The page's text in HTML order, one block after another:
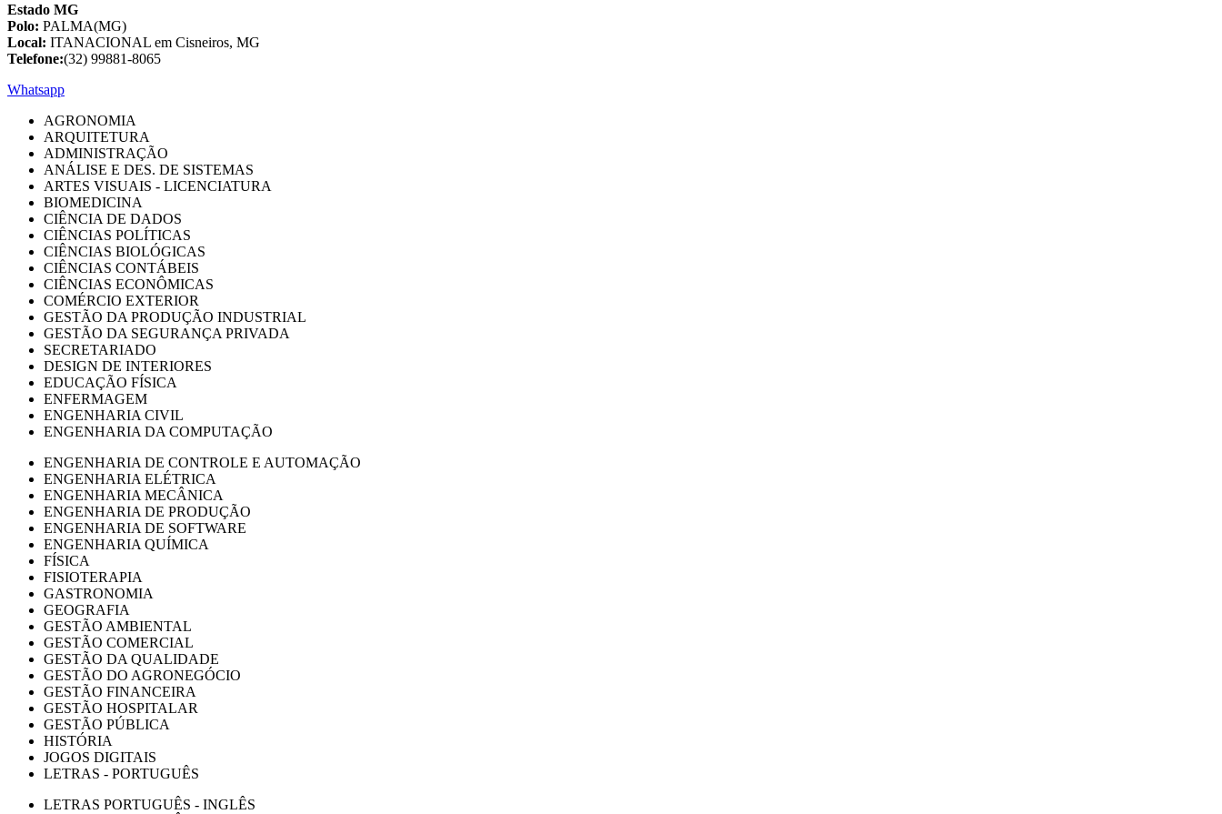
Estado MG
Polo: PALMA(MG)
Local: ITANACIONAL em Cisneiros, MG
Telefone:(32) 99881-8065
Whatsapp
AGRONOMIA
ARQUITETURA
ADMINISTRAÇÃO
ANÁLISE E DES. DE SISTEMAS
ARTES VISUAIS - LICENCIATURA
BIOMEDICINA
CIÊNCIA DE DADOS
CIÊNCIAS POLÍTICAS
CIÊNCIAS BIOLÓGICAS
CIÊNCIAS CONTÁBEIS
CIÊNCIAS ECONÔMICAS
COMÉRCIO EXTERIOR
GESTÃO DA PRODUÇÃO INDUSTRIAL
GESTÃO DA SEGURANÇA PRIVADA
SECRETARIADO
DESIGN DE INTERIORES
EDUCAÇÃO FÍSICA
ENFERMAGEM
ENGENHARIA CIVIL
ENGENHARIA DA COMPUTAÇÃO
ENGENHARIA DE CONTROLE E AUTOMAÇÃO
ENGENHARIA ELÉTRICA
ENGENHARIA MECÂNICA
ENGENHARIA DE PRODUÇÃO
ENGENHARIA DE SOFTWARE
ENGENHARIA QUÍMICA
FÍSICA
FISIOTERAPIA
GASTRONOMIA
GEOGRAFIA
GESTÃO AMBIENTAL
GESTÃO COMERCIAL
GESTÃO DA QUALIDADE
GESTÃO DO AGRONEGÓCIO
GESTÃO FINANCEIRA
GESTÃO HOSPITALAR
GESTÃO PÚBLICA
HISTÓRIA
JOGOS DIGITAIS
LETRAS - PORTUGUÊS
LETRAS PORTUGUÊS - INGLÊS